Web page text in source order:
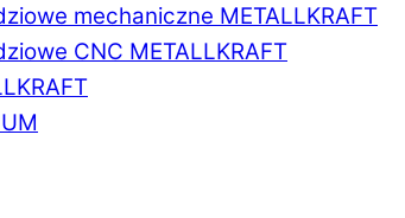
mechaniczne METALLKRAFT
CNC METALLKRAFT